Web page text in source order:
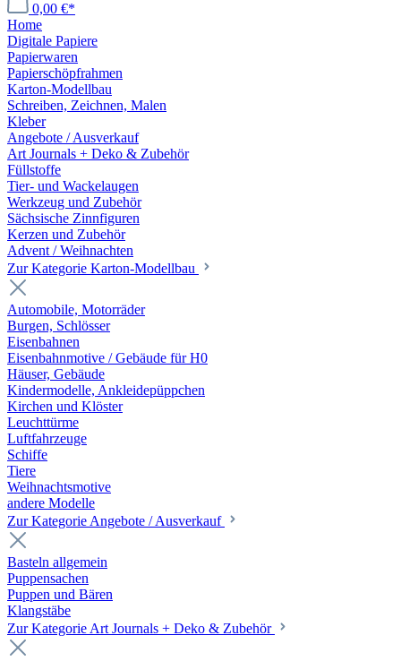
0,00 €*
Home
Digitale Papiere
Papierwaren
Papierschöpfrahmen
Karton-Modellbau
Schreiben, Zeichnen, Malen
Kleber
Angebote / Ausverkauf
Art Journals + Deko & Zubehör
Füllstoffe
Tier- und Wackelaugen
Werkzeug und Zubehör
Sächsische Zinnfiguren
Kerzen und Zubehör
Advent / Weihnachten
Zur Kategorie Karton-Modellbau
Automobile, Motorräder
Burgen, Schlösser
Eisenbahnen
Eisenbahnmotive / Gebäude für H0
Häuser, Gebäude
Kindermodelle, Ankleidepüppchen
Kirchen und Klöster
Leuchttürme
Luftfahrzeuge
Schiffe
Tiere
Weihnachtsmotive
andere Modelle
Zur Kategorie Angebote / Ausverkauf
Basteln allgemein
Puppensachen
Puppen und Bären
Klangstäbe
Zur Kategorie Art Journals + Deko & Zubehör